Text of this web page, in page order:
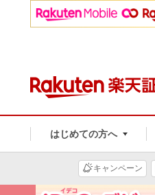
はじめての方へ
キャンペーン